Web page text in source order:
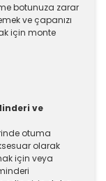
botunuza zarar
ve çapanızı
için monte
ve
otuma
olarak
için veya